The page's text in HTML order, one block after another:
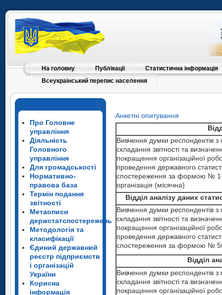
На головну Публікації
Статистична інформація
Всеукраїнський перепис населення
Про Головне
управління
Діяльність
Головного
управління
Для громадськості
Нормативно-
правова база
Термін подання
звітності
Метаописи
держстатспостережень
Методологія та
класифікації
Єдиний державний
реєстр підприємств
і організацій
України
Корисна
інформація
Анкетні опитування
Вивчення думки респондентів з
складання звітності та
покращення організаційної
проведення державного
спостереження за формою №
організація (місячна)
Відділ аналізу даних
Вивчення думки респондентів з
складання звітності та
покращення організаційної
проведення державного
спостереження за формою №
Відділ
Вивчення думки респондентів з
складання звітності та
покращення організаційної